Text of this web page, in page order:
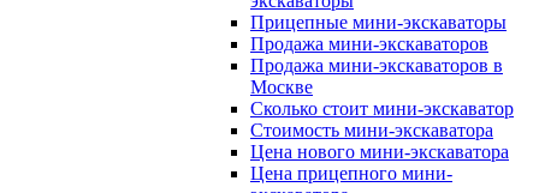
Прицепные мини-экскаваторы
Продажа мини-экскаваторов
Продажа мини-экскаваторов в
Москве
Сколько стоит мини-экскаватор
Стоимость мини-экскаватора
Цена нового мини-экскаватора
Цена прицепного мини-